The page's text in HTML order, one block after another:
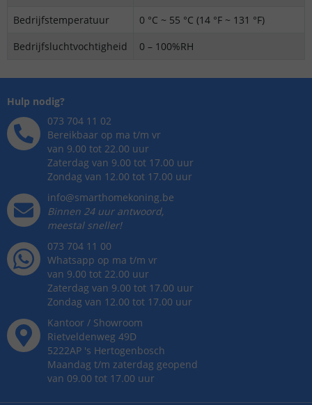
Bedrijfstemperatuur
0 °C ~ 55 °C (14 °F ~ 131 °F)
Bedrijfsluchtvochtigheid
0 – 100%RH
Hulp nodig?
073 704 11 02
Bereikbaar op ma t/m vr
van 9.00 tot 22.00 uur
Zaterdag van 9.00 tot 17.00 uur
Zondag van 12.00 tot 17.00 uur
info@smarthomekoning.be
Binnen 24 uur antwoord,
meestal sneller!
073 704 11 00
Whatsapp op ma t/m vr
van 9.00 tot 22.00 uur
Zaterdag van 9.00 tot 17.00 uur
Zondag van 12.00 tot 17.00 uur
Kantoor / Showroom
Rietveldenweg 49D
5222AP 's Hertogenbosch
Maandag t/m zaterdag geopend
van 09.00 tot 17.00 uur